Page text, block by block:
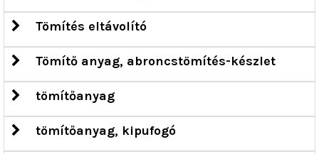
Tömítés eltávolító
Tömítő anyag, abroncstömítés-készlet
tömítőanyag
tömítőanyag, kipufogó